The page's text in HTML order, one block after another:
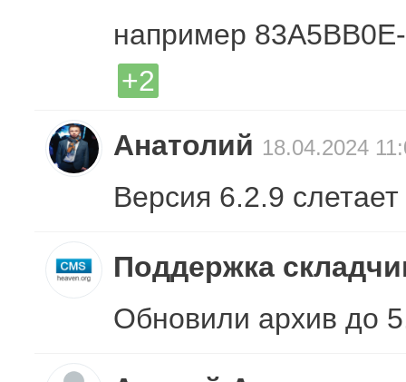
например
+2
Анатолий 18.04.2024
Версия 6.2.9
Поддержка
Обновили архив до